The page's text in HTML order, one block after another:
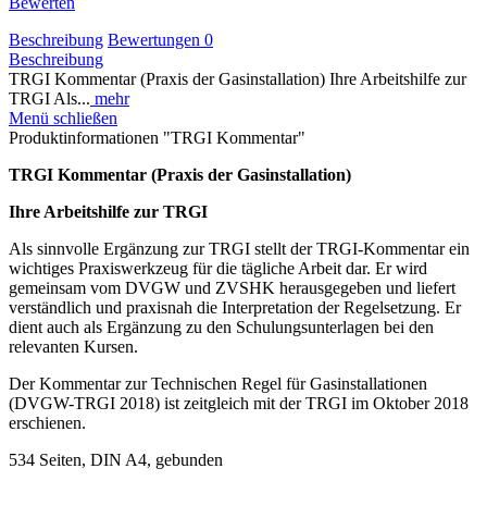
Beschreibung Bewertungen 0
Beschreibung
TRGI Kommentar (Praxis der Gasinstallation) Ihre Arbeitshilfe zur
TRGI Als... mehr
Menü schließen
Produktinformationen "TRGI Kommentar"
TRGI Kommentar (Praxis der Gasinstallation)
Ihre Arbeitshilfe zur TRGI
Als sinnvolle Ergänzung zur TRGI stellt der TRGI-Kommentar ein
wichtiges Praxiswerkzeug für die tägliche Arbeit dar. Er wird
gemeinsam vom DVGW und ZVSHK herausgegeben und liefert
verständlich und praxisnah die Interpretation der Regelsetzung. Er
dient auch als Ergänzung zu den Schulungsunterlagen bei den
relevanten Kursen.
Der Kommentar zur Technischen Regel für Gasinstallationen
(DVGW-TRGI 2018) ist zeitgleich mit der TRGI im Oktober 2018
erschienen.
534 Seiten, DIN A4, gebunden